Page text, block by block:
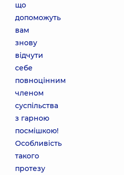
що
допоможуть
вам
знову
відчути
себе
повноцінним
членом
суспільства
з гарною
посмішкою!
Особливість
такого
протезу